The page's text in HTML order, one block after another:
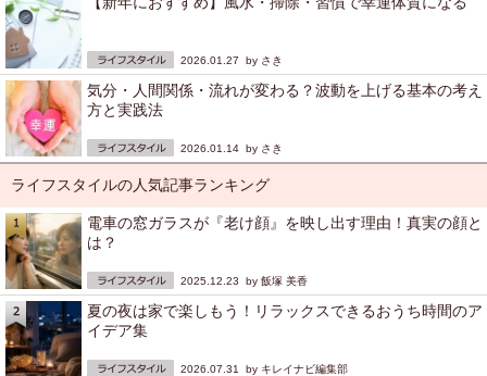
2026.01.27 by さき
気分・人間関係・流れが変わる？波動を上げる基本の考え
方と実践法
2026.01.14 by さき
ライフスタイルの人気記事ランキング
電車の窓ガラスが『老け顔』を映し出す理由！真実の顔と
は？
2025.12.23 by 飯塚 美香
夏の夜は家で楽しもう！リラックスできるおうち時間のア
イデア集
2026.07.31 by キレイナビ編集部